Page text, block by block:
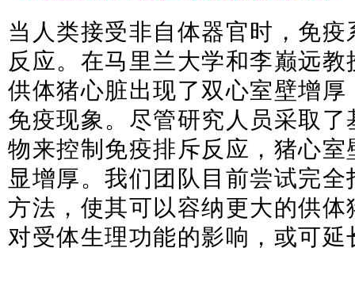
当人类接受非自体器官时，免
反应。在马里兰大学和李巅远
供体猪心脏出现了双心室壁增
免疫现象。尽管研究人员采取
物来控制免疫排斥反应，猪心
显增厚。我们团队目前尝试完
方法，使其可以容纳更大的供
对受体生理功能的影响，或可